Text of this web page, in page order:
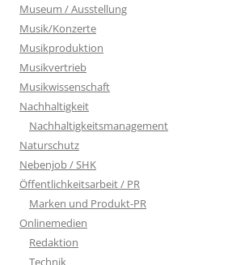
Museum / Ausstellung
Musik/Konzerte
Musikproduktion
Musikvertrieb
Musikwissenschaft
Nachhaltigkeit
Nachhaltigkeitsmanagement
Naturschutz
Nebenjob / SHK
Öffentlichkeitsarbeit / PR
Marken und Produkt-PR
Onlinemedien
Redaktion
Technik